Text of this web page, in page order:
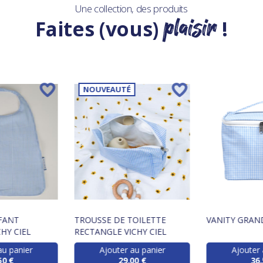
Une collection, des produits
Faites (vous)plaisir!
CIEL
panier
€
NOUVEAUTÉ
TROUSSE DE TOILETTE
RECTANGLE VICHY CIEL
Ajouter au panier
29,00 €
VANITY
Ajouter